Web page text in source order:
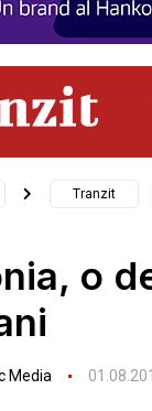
Tranzit
o
Media